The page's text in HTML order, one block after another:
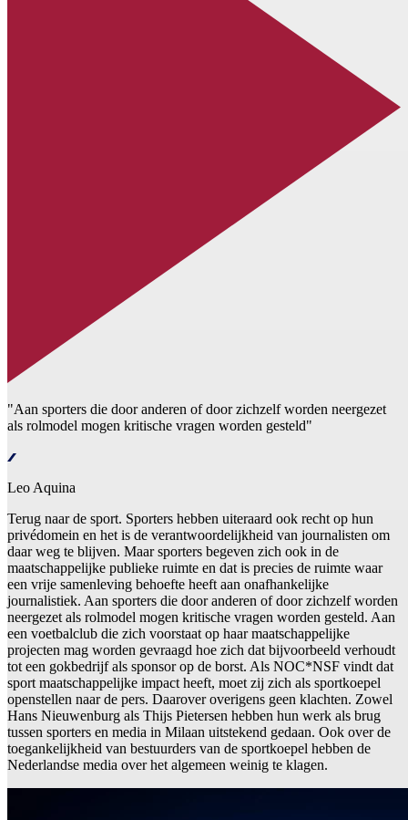
"Aan sporters die door anderen of door zichzelf worden neergezet
als rolmodel mogen kritische vragen worden gesteld"
Leo Aquina
Terug naar de sport. Sporters hebben uiteraard ook recht op hun
privédomein en het is de verantwoordelijkheid van journalisten om
daar weg te blijven. Maar sporters begeven zich ook in de
maatschappelijke publieke ruimte en dat is precies de ruimte waar
een vrije samenleving behoefte heeft aan onafhankelijke
journalistiek. Aan sporters die door anderen of door zichzelf worden
neergezet als rolmodel mogen kritische vragen worden gesteld. Aan
een voetbalclub die zich voorstaat op haar maatschappelijke
projecten mag worden gevraagd hoe zich dat bijvoorbeeld verhoudt
tot een gokbedrijf als sponsor op de borst. Als NOC*NSF vindt dat
sport maatschappelijke impact heeft, moet zij zich als sportkoepel
openstellen naar de pers. Daarover overigens geen klachten. Zowel
Hans Nieuwenburg als Thijs Pietersen hebben hun werk als brug
tussen sporters en media in Milaan uitstekend gedaan. Ook over de
toegankelijkheid van bestuurders van de sportkoepel hebben de
Nederlandse media over het algemeen weinig te klagen.